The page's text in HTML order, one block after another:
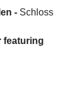
- Schloss
featuring